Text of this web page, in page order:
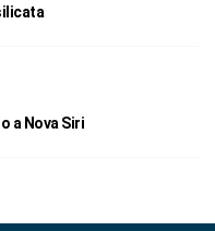
a Nova Siri